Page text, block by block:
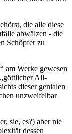
die alle diese
abwälzen - die
Schöpfer zu
am Werke gewesen
All-
dieser genialen
unzweifelbar
sie, es?) aber nie
dessen